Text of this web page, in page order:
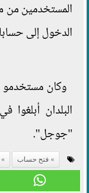
الدخول إلى
وكان مستخدمو
البلدان
"جوجل".
فتح حساب